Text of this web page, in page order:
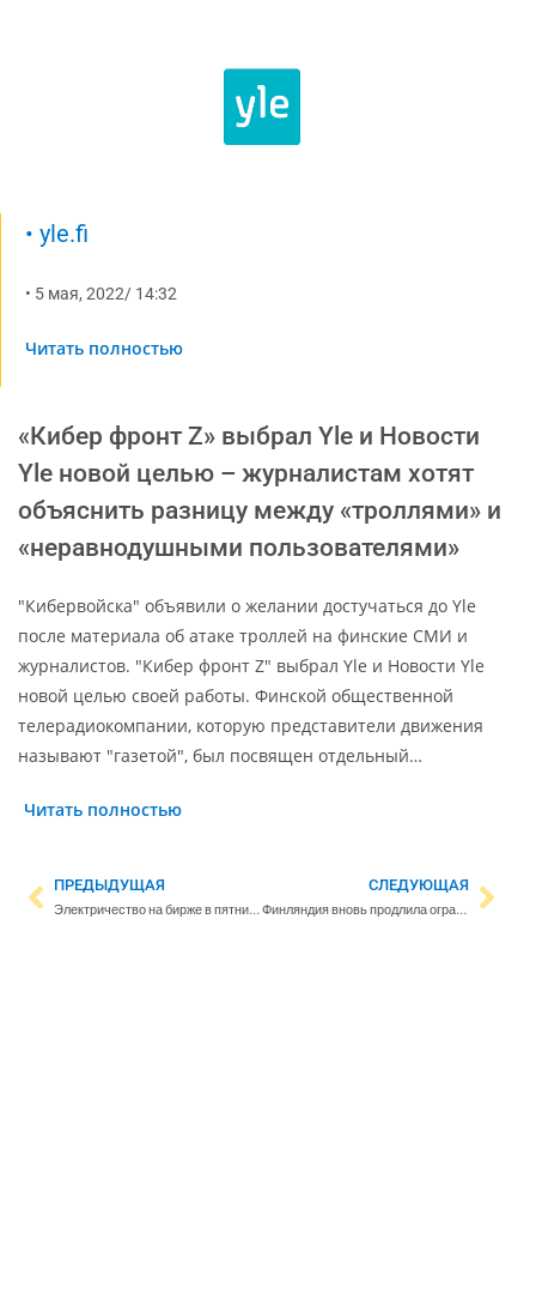
• yle.fi
• 5 мая, 2022/ 14:32
Читать полностью
«Кибер фронт Z» выбрал Yle и Новости
Yle новой целью – журналистам хотят
объяснить разницу между «троллями» и
«неравнодушными пользователями»
"Кибервойска" объявили о желании достучаться до Yle
после материала об атаке троллей на финские СМИ и
журналистов. "Кибер фронт Z" выбрал Yle и Новости Yle
новой целью своей работы. Финской общественной
телерадиокомпании, которую представители движения
называют "газетой", был посвящен отдельный…
Читать полностью
ПРЕДЫДУЩАЯ
Электричество на бирже в пятницу подорожает до 167 евро
СЛЕДУЮЩАЯ
Финляндия вновь продлила ограничения для въезда для россиян